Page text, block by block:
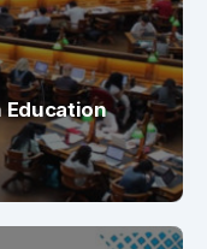
Education